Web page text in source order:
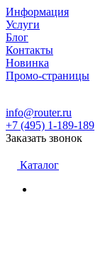
Информация
Услуги
Блог
Контакты
Новинка
Промо-страницы
info@router.ru
+7 (495) 1-189-189
Заказать звонок
Каталог